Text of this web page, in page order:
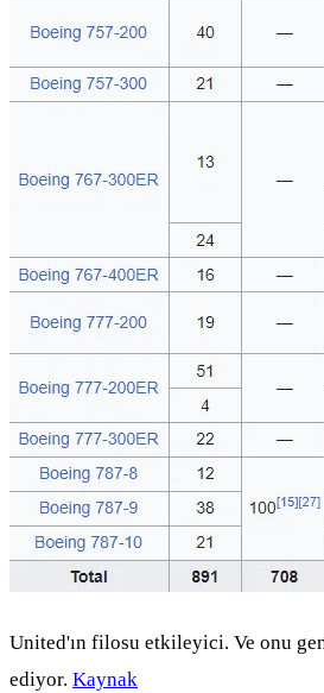
United'ın filosu etkileyici. Ve onu
ediyor. Kaynak